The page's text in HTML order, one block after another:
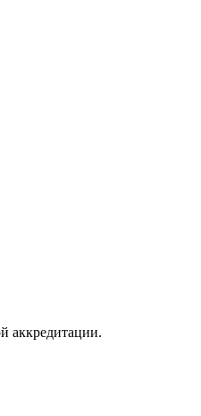
аккредитации.